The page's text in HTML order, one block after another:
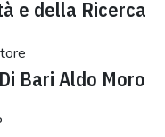
e della Ricerca
Bari Aldo Moro